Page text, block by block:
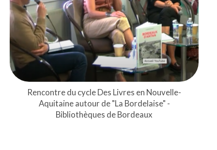
Rencontre du cycle Des Livres en Nouvelle-
Aquitaine autour de "La Bordelaise" -
Bibliothèques de Bordeaux